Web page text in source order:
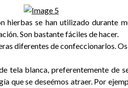
hierbas se han utilizado durante
Son bastante fáciles de hacer.
diferentes de confeccionarlos.
tela blanca, preferentemente de
que se deseémos atraer. Por